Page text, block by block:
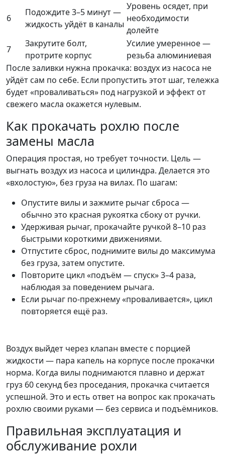
6
Подождите 3–5 минут —
жидкость уйдёт в каналы
Уровень осядет, при
необходимости
долейте
7
Закрутите болт,
протрите корпус
Усилие умеренное —
резьба алюминиевая
После заливки нужна прокачка: воздух из насоса не
уйдёт сам по себе. Если пропустить этот шаг, тележка
будет «проваливаться» под нагрузкой и эффект от
свежего масла окажется нулевым.
Как прокачать рохлю после
замены масла
Операция простая, но требует точности. Цель —
выгнать воздух из насоса и цилиндра. Делается это
«вхолостую», без груза на вилах. По шагам:
Опустите вилы и зажмите рычаг сброса —
обычно это красная рукоятка сбоку от ручки.
Удерживая рычаг, прокачайте ручкой 8–10 раз
быстрыми короткими движениями.
Отпустите сброс, поднимите вилы до максимума
без груза, затем опустите.
Повторите цикл «подъём — спуск» 3–4 раза,
наблюдая за поведением рычага.
Если рычаг по-прежнему «проваливается», цикл
повторяется ещё раз.
Воздух выйдет через клапан вместе с порцией
жидкости — пара капель на корпусе после прокачки
норма. Когда вилы поднимаются плавно и держат
груз 60 секунд без проседания, прокачка считается
успешной. Это и есть ответ на вопрос как прокачать
рохлю своими руками — без сервиса и подъёмников.
Правильная эксплуатация и
обслуживание рохли